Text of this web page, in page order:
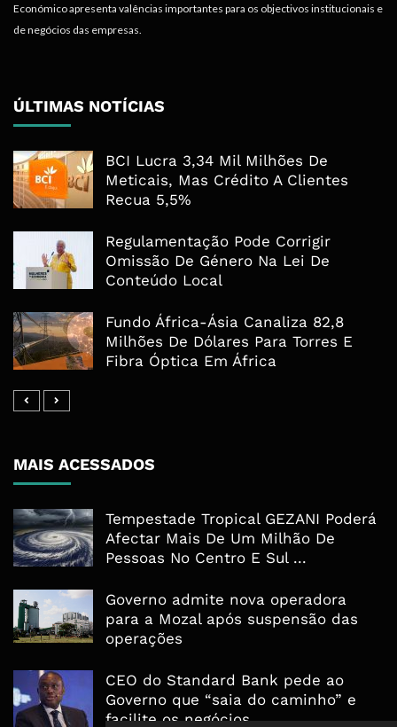
Económico apresenta valências importantes para os objectivos institucionais e
de negócios das empresas.
ÚLTIMAS NOTÍCIAS
BCI Lucra 3,34 Mil Milhões De
Meticais, Mas Crédito A Clientes
Recua 5,5%
Regulamentação Pode Corrigir
Omissão De Género Na Lei De
Conteúdo Local
Fundo África-Ásia Canaliza 82,8
Milhões De Dólares Para Torres E
Fibra Óptica Em África
MAIS ACESSADOS
Tempestade Tropical GEZANI Poderá
Afectar Mais De Um Milhão De
Pessoas No Centro E Sul ...
Governo admite nova operadora
para a Mozal após suspensão das
operações
CEO do Standard Bank pede ao
Governo que “saia do caminho” e
facilite os negócios